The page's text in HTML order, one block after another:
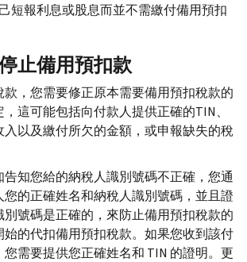
短報利息或股息而並不需繳付備用預扣
止備用預扣款
，您需要修正原本需要備用預扣稅款的
這可能包括向付款人提供正確的TIN、
以及繳付所欠的金額，或申報缺失的稅
知您給的納稅人識別號碼不正確，您通
的正確姓名和納稅人識別號碼，並且證
號碼是正確的，來防止備用預扣稅款的
始的代扣備用預扣稅款。如果您收到該付
需要提供您正確姓名和 TIN 的證明。更